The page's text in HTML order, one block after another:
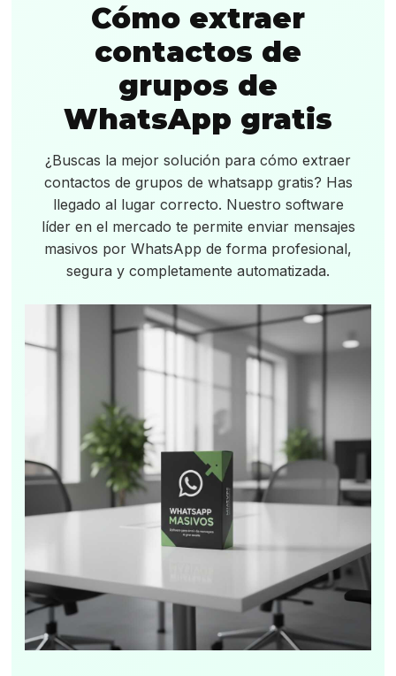
Cómo extraer
contactos de
grupos de
WhatsApp gratis
¿Buscas la mejor solución para cómo extraer
contactos de grupos de whatsapp gratis? Has
llegado al lugar correcto. Nuestro software
líder en el mercado te permite enviar mensajes
masivos por WhatsApp de forma profesional,
segura y completamente automatizada.